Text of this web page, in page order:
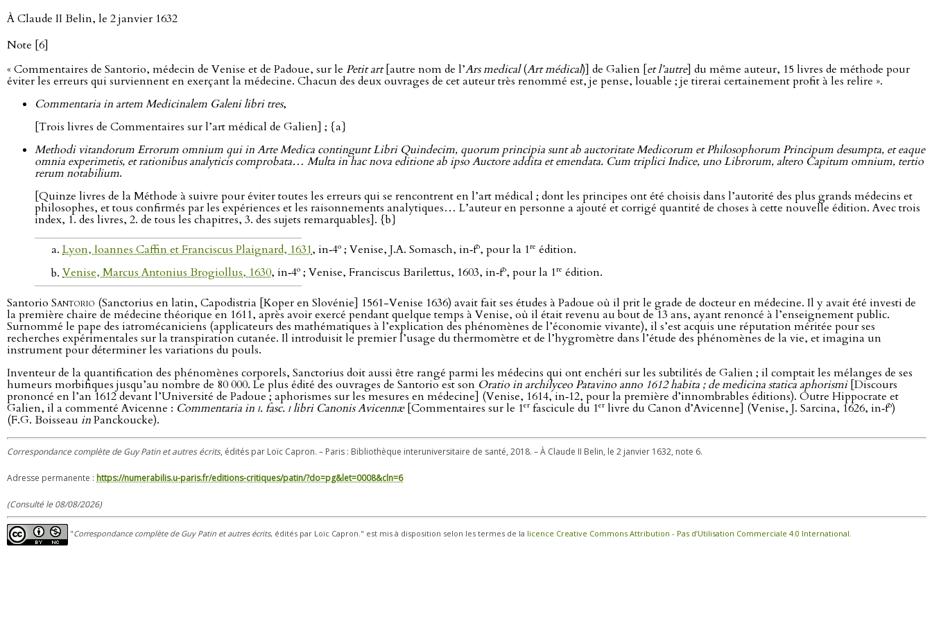
À Claude II Belin, le 2 janvier 1632
Note [6]
« Commentaires de Santorio, médecin de Venise et de Padoue, sur le Petit art[autre nom de l’Ars medical(Art médical)] de Galien [et l’autre] du même auteur, 15 livres de méthode pour
éviter les erreurs qui surviennent en exerçant la médecine. Chacun des deux ouvrages de cet auteur très renommé est, je pense, louable ; je tirerai certainement profit à les relire ».
Commentaria in artem Medicinalem Galeni libri tres,
[Trois livres de Commentaires sur l’art médical de Galien] ; {a}
Methodi vitandorum Errorum omnium qui in Arte Medica contingunt Libri Quindecim, quorum principia sunt ab auctoritate Medicorum et Philosophorum Principum desumpta, et eaque
omnia experimetis, et rationibus analyticis comprobata… Multa in hac nova editione ab ipso Auctore addita et emendata. Cum triplici Indice, uno Librorum, altero Capitum omnium, tertio
rerum notabilium.
[Quinze livres de la Méthode à suivre pour éviter toutes les erreurs qui se rencontrent en l’art médical ; dont les principes ont été choisis dans l’autorité des plus grands médecins et
philosophes, et tous confirmés par les expériences et les raisonnements analytiques… L’auteur en personne a ajouté et corrigé quantité de choses à cette nouvelle édition. Avec trois
index, 1. des livres, 2. de tous les chapitres, 3. des sujets remarquables]. {b}
Lyon, Ioannes Caffin et Franciscus Plaignard, 1631, in‑4o ; Venise, J.A. Somasch, in‑fo, pour la 1re édition.
Venise, Marcus Antonius Brogiollus, 1630, in‑4o ; Venise, Franciscus Barilettus, 1603, in‑fo, pour la 1re édition.
Santorio Santorio (Sanctorius en latin, Capodistria [Koper en Slovénie] 1561-Venise 1636) avait fait ses études à Padoue où il prit le grade de docteur en médecine. Il y avait été investi de
la première chaire de médecine théorique en 1611, après avoir exercé pendant quelque temps à Venise, où il était revenu au bout de 13 ans, ayant renoncé à l’enseignement public.
Surnommé le pape des iatromécaniciens (applicateurs des mathématiques à l’explication des phénomènes de l’économie vivante), il s’est acquis une réputation méritée pour ses
recherches expérimentales sur la transpiration cutanée. Il introduisit le premier l’usage du thermomètre et de l’hygromètre dans l’étude des phénomènes de la vie, et imagina un
instrument pour déterminer les variations du pouls.
Inventeur de la quantification des phénomènes corporels, Sanctorius doit aussi être rangé parmi les médecins qui ont enchéri sur les subtilités de Galien ; il comptait les mélanges de ses
humeurs morbifiques jusqu’au nombre de 80 000. Le plus édité des ouvrages de Santorio est son Oratio in archilyceo Patavino anno 1612 habita ; de medicina statica aphorismi[Discours
prononcé en l’an 1612 devant l’Université de Padoue ; aphorismes sur les mesures en médecine] (Venise, 1614, in‑12, pour la première d’innombrables éditions). Outre Hippocrate et
Galien, il a commenté Avicenne : Commentaria ini. fasc.ilibri Canonis Avicennæ[Commentaires sur le 1er fascicule du 1er livre du Canon d’Avicenne] (Venise, J. Sarcina, 1626, in‑fo)
(F.G. Boisseau inPanckoucke).
Correspondance complète de Guy Patin et autres écrits, édités par Loïc Capron. – Paris : Bibliothèque interuniversitaire de santé, 2018. – À Claude II Belin, le 2 janvier 1632, note 6.
Adresse permanente : https://numerabilis.u-paris.fr/editions-critiques/patin/?do=pg&let=0008&cln=6
(Consulté le 08/08/2026)
"Correspondance complète de Guy Patin et autres écrits, édités par Loïc Capron." est mis à disposition selon les termes de la licence Creative Commons Attribution - Pas d’Utilisation Commerciale 4.0 International.